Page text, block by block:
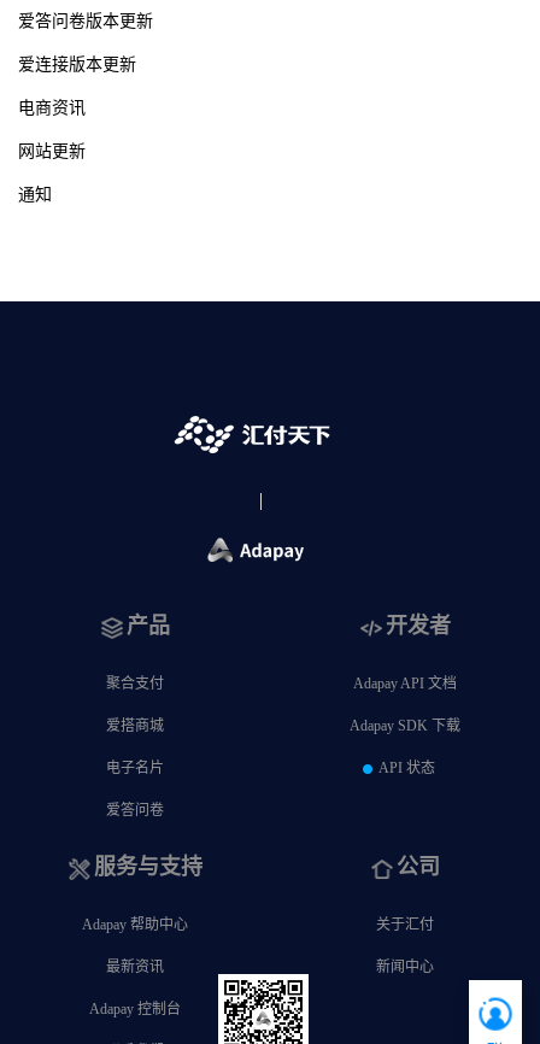
爱答问卷版本更新
爱连接版本更新
电商资讯
网站更新
通知
产品
聚合支付
爱搭商城
电子名片
爱答问卷
开发者
Adapay API 文档
Adapay SDK 下载
API 状态
服务与支持
Adapay 帮助中心
最新资讯
Adapay 控制台
公司
关于汇付
新闻中心